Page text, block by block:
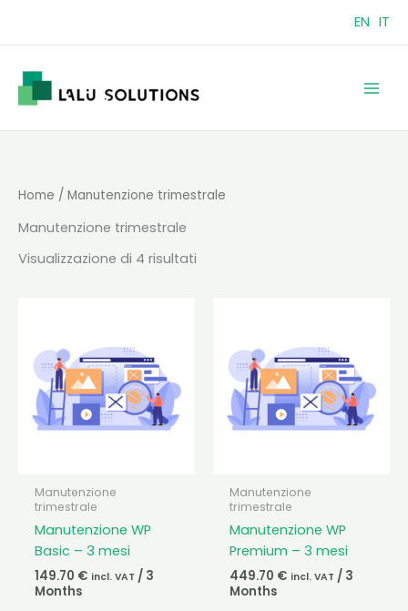
EN IT
Home / Manutenzione trimestrale
Manutenzione trimestrale
Visualizzazione di 4 risultati
Manutenzione
trimestrale
Manutenzione WP
Basic – 3 mesi
149.70 € incl. VAT / 3
Months
Manutenzione
trimestrale
Manutenzione WP
Premium – 3 mesi
449.70 € incl. VAT / 3
Months